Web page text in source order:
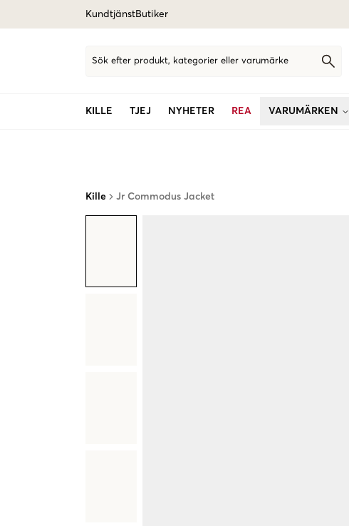
KundtjänstButiker
Sök efter produkt, kategorier eller varumärke
KILLE TJEJ NYHETER REA VARUMÄRKEN
Kille Jr Commodus Jacket